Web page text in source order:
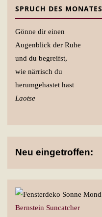
SPRUCH DES MONATES
Gönne dir einen
Augenblick der Ruhe
und du begreifst,
wie närrisch du
herumgehastet hast
Laotse
Neu eingetroffen:
Bernstein Suncatcher